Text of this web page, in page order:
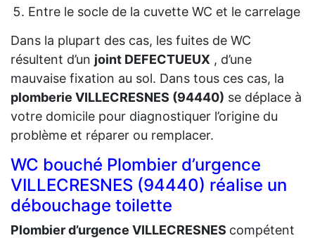
Entre le socle de la cuvette WC et le carrelage
Dans la plupart des cas, les fuites de WC
résultent d’un joint DEFECTUEUX , d’une
mauvaise fixation au sol. Dans tous ces cas, la
plomberie VILLECRESNES (94440) se déplace à
votre domicile pour diagnostiquer l’origine du
problème et réparer ou remplacer.
WC bouché Plombier d’urgence
VILLECRESNES (94440) réalise un
débouchage toilette
Plombier d’urgence VILLECRESNES compétent